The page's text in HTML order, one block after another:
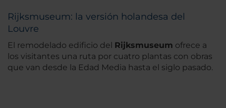
Rijksmuseum: la versión holandesa del
Louvre
El remodelado edificio del Rijksmuseum ofrece a
los visitantes una ruta por cuatro plantas con obras
que van desde la Edad Media hasta el siglo pasado.